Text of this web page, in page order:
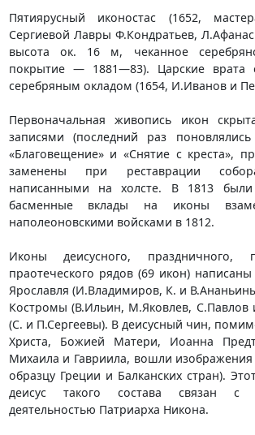
Пятиярусный иконостас (1652,
Сергиевой Лавры Ф.Кондратьев,
высота ок. 16 м, чеканное
покрытие — 1881—83). Царские врата
серебряным окладом (1654, И.Иванов и
Первоначальная живопись икон
записями (последний раз
«Благовещение» и «Снятие с креста»,
заменены при реставрации
написанными на холсте. В 1813
басменные вклады на иконы
наполеоновскими войсками в 1812.
Иконы деисусного, праздничного,
праотеческого рядов (69 икон)
Ярославля (И.Владимиров, К. и
Костромы (В.Ильин, М.Яковлев, С.Павлов
(С. и П.Сергеевы). В деисусный чин,
Христа, Божией Матери, Иоанна
Михаила и Гавриила, вошли изображения
образцу Греции и Балканских стран).
деисус такого состава связан с
деятельностью Патриарха Никона.